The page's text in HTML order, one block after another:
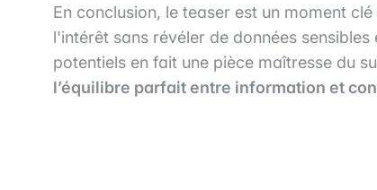
En conclusion, le teaser est un moment
l'intérêt sans révéler de données
potentiels en fait une pièce maîtresse du
l’équilibre parfait entre information et